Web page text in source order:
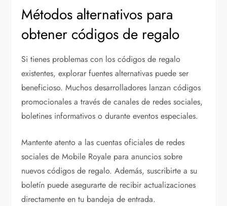
Métodos alternativos para
obtener códigos de regalo
Si tienes problemas con los códigos de regalo
existentes, explorar fuentes alternativas puede ser
beneficioso. Muchos desarrolladores lanzan códigos
promocionales a través de canales de redes sociales,
boletines informativos o durante eventos especiales.
Mantente atento a las cuentas oficiales de redes
sociales de Mobile Royale para anuncios sobre
nuevos códigos de regalo. Además, suscribirte a su
boletín puede asegurarte de recibir actualizaciones
directamente en tu bandeja de entrada.